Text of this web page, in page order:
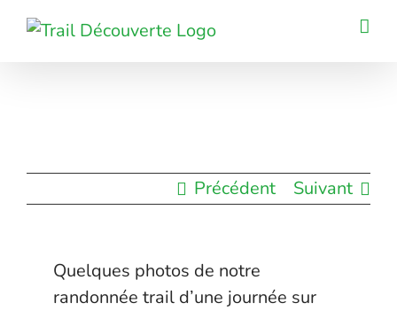
Passer
Précédent Suivant
Quelques photos de notre
randonnée trail d’une journée sur